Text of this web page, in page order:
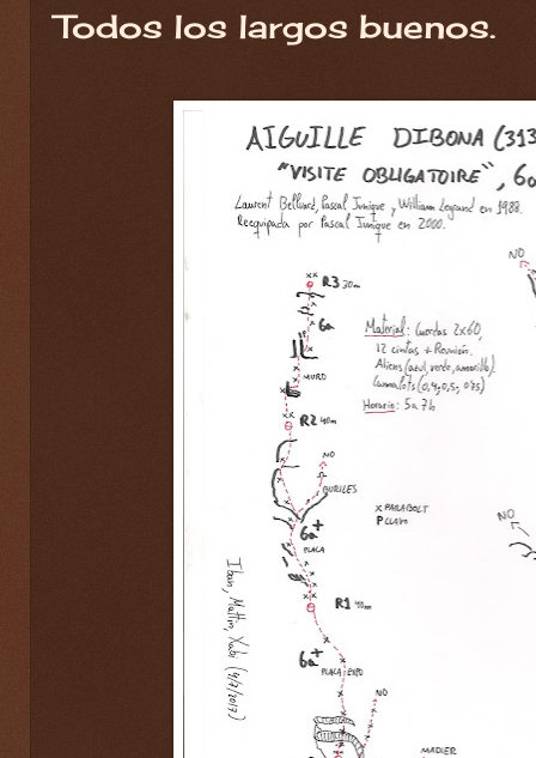
Todos los largos buenos.